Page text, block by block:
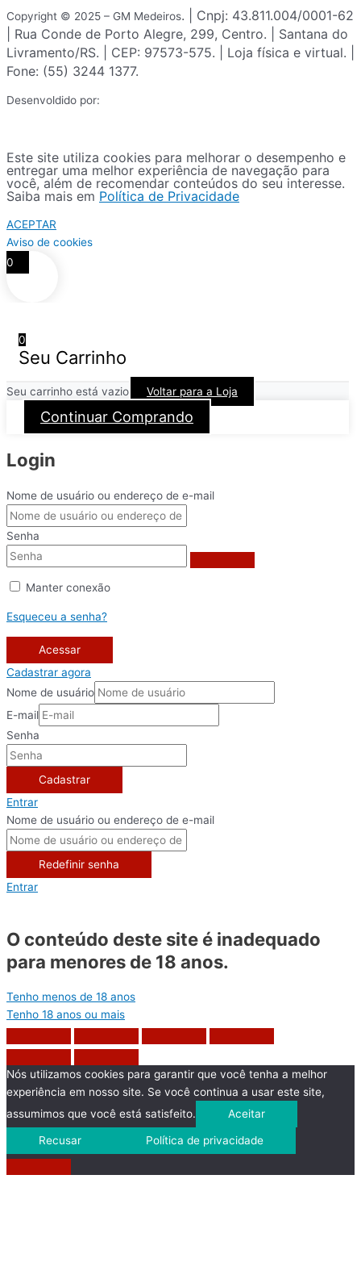
Copyright © 2025 – GM Medeiros. | Cnpj: 43.811.004/0001-62
| Rua Conde de Porto Alegre, 299, Centro. | Santana do
Livramento/RS. | CEP: 97573-575. | Loja física e virtual. |
Fone: (55) 3244 1377.
Desenvoldido por:
Este site utiliza cookies para melhorar o desempenho e
entregar uma melhor experiência de navegação para
você, além de recomendar conteúdos do seu interesse.
Saiba mais em Política de Privacidade
ACEPTAR
Aviso de cookies
0
0
Seu Carrinho
Seu carrinho está vazio Voltar para a Loja
Continuar Comprando
Login
Nome de usuário ou endereço de e-mail
Senha
Manter conexão
Esqueceu a senha?
Acessar
Cadastrar agora
Nome de usuário
E-mail
Senha
Cadastrar
Entrar
Nome de usuário ou endereço de e-mail
Redefinir senha
Entrar
O conteúdo deste site é inadequado
para menores de 18 anos.
Tenho menos de 18 anos
Tenho 18 anos ou mais
Nós utilizamos cookies para garantir que você tenha a melhor
experiência em nosso site. Se você continua a usar este site,
assumimos que você está satisfeito.
Aceitar
Recusar Política de privacidade